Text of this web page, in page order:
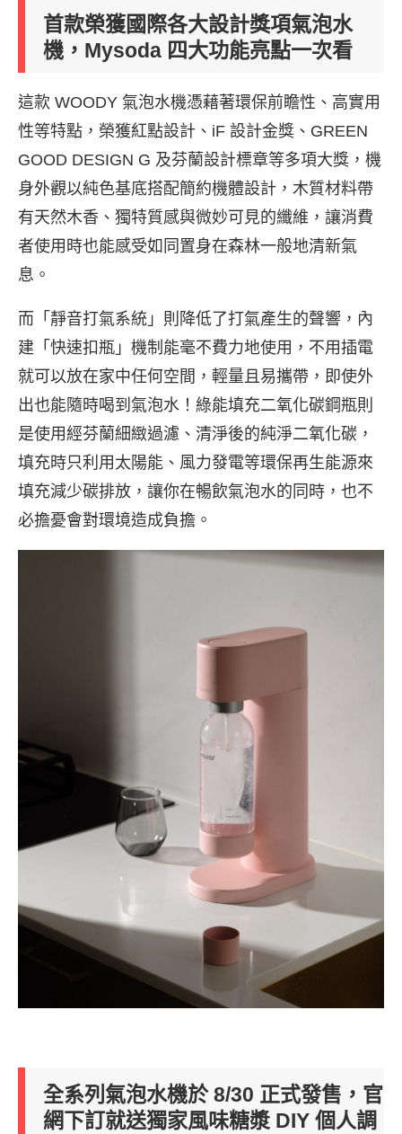
首款榮獲國際各大設計獎項氣泡水
機，Mysoda 四大功能亮點一次看
這款 WOODY 氣泡水機憑藉著環保前瞻性、高實用
性等特點，榮獲紅點設計、iF 設計金獎、GREEN
GOOD DESIGN G 及芬蘭設計標章等多項大獎，機
身外觀以純色基底搭配簡約機體設計，木質材料帶
有天然木香、獨特質感與微妙可見的纖維，讓消費
者使用時也能感受如同置身在森林一般地清新氣
息。
而「靜音打氣系統」則降低了打氣產生的聲響，內
建「快速扣瓶」機制能毫不費力地使用，不用插電
就可以放在家中任何空間，輕量且易攜帶，即使外
出也能隨時喝到氣泡水！綠能填充二氧化碳鋼瓶則
是使用經芬蘭細緻過濾、清淨後的純淨二氧化碳，
填充時只利用太陽能、風力發電等環保再生能源來
填充減少碳排放，讓你在暢飲氣泡水的同時，也不
必擔憂會對環境造成負擔。
全系列氣泡水機於 8/30 正式發售，官
網下訂就送獨家風味糖漿 DIY 個人調